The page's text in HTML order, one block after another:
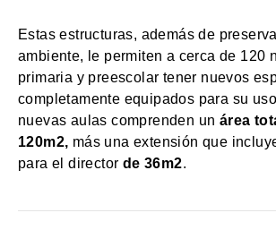
Estas estructuras, además de
ambiente, le permiten a cerca de 120
primaria y preescolar tener nuevos
completamente equipados para su
nuevas aulas comprenden un área
120m2, más una extensión que
para el director de 36m2.